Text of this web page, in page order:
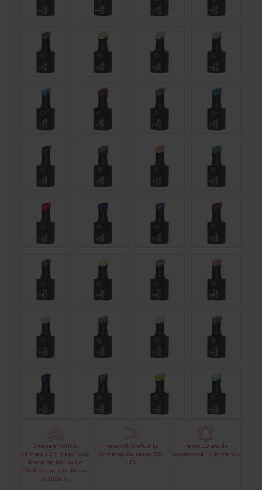
Creaza-ti cont si
primesti 2% inapoi sub
forma de bonus de
fidelitate pentru fiecare
achizitie.
Transport Gratuit La
comenzi de peste 399
LEI
Peste 29 ani de
experienta in domeniu